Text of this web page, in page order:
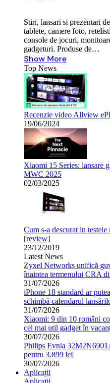
Stiri, lansari si prezentari
tablete, camere foto,
console de jocuri,
gadgeturi. Produse de…
Show More
Top News
Recenzie video Allview
19/06/2024
Xiaomi 15 Series: lansare
MWC 2025
02/03/2025
Cum s-a descurat in
[review]
23/12/2019
Latest News
Zyxel Networks unifică
înaintea termenului CRA
31/07/2026
iPhone 18 standard ar
schimbă calendarul
31/07/2026
Xiaomi: 9 din 10 români
cel mai util gadget în
30/07/2026
Philips Evnia
pentru 3.899 lei
30/07/2026
Aplicații
Aplicații